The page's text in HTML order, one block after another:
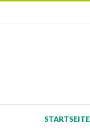
STARTSEITE